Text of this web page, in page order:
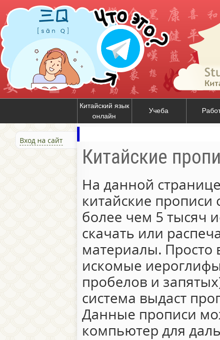
Китайский язык
онлайн
Учеба
Вход на сайт
Китайские
На данной
китайские
более чем 5 тысяч
скачать или
материалы. Просто
искомые
пробелов и
система выдаст
Данные прописи
компьютер для